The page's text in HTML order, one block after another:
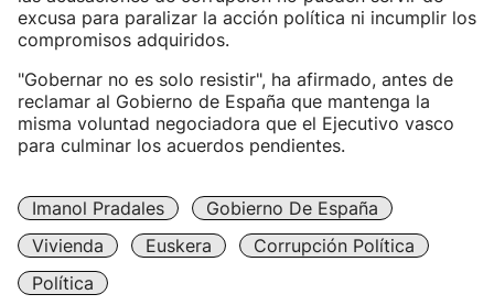
excusa para paralizar la acción política ni incumplir los
compromisos adquiridos.
"Gobernar no es solo resistir", ha afirmado, antes de
reclamar al Gobierno de España que mantenga la
misma voluntad negociadora que el Ejecutivo vasco
para culminar los acuerdos pendientes.
Imanol Pradales
Gobierno De España
Vivienda
Euskera
Corrupción Política
Política